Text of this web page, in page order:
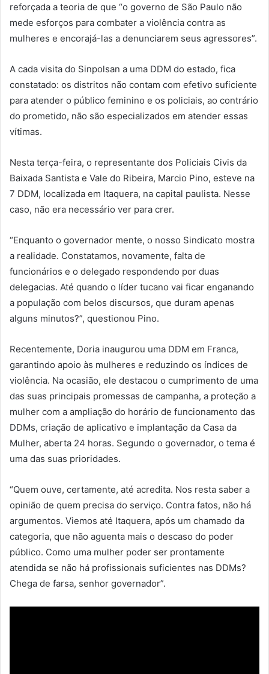
reforçada a teoria de que “o governo de São Paulo não
mede esforços para combater a violência contra as
mulheres e encorajá-las a denunciarem seus agressores”.
A cada visita do Sinpolsan a uma DDM do estado, fica
constatado: os distritos não contam com efetivo suficiente
para atender o público feminino e os policiais, ao contrário
do prometido, não são especializados em atender essas
vítimas.
Nesta terça-feira, o representante dos Policiais Civis da
Baixada Santista e Vale do Ribeira, Marcio Pino, esteve na
7 DDM, localizada em Itaquera, na capital paulista. Nesse
caso, não era necessário ver para crer.
“Enquanto o governador mente, o nosso Sindicato mostra
a realidade. Constatamos, novamente, falta de
funcionários e o delegado respondendo por duas
delegacias. Até quando o líder tucano vai ficar enganando
a população com belos discursos, que duram apenas
alguns minutos?”, questionou Pino.
Recentemente, Doria inaugurou uma DDM em Franca,
garantindo apoio às mulheres e reduzindo os índices de
violência. Na ocasião, ele destacou o cumprimento de uma
das suas principais promessas de campanha, a proteção a
mulher com a ampliação do horário de funcionamento das
DDMs, criação de aplicativo e implantação da Casa da
Mulher, aberta 24 horas. Segundo o governador, o tema é
uma das suas prioridades.
“Quem ouve, certamente, até acredita. Nos resta saber a
opinião de quem precisa do serviço. Contra fatos, não há
argumentos. Viemos até Itaquera, após um chamado da
categoria, que não aguenta mais o descaso do poder
público. Como uma mulher poder ser prontamente
atendida se não há profissionais suficientes nas DDMs?
Chega de farsa, senhor governador”.